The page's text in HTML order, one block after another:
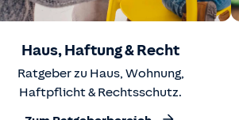
Haus, Haftung & Recht
Ratgeber zu Haus, Wohnung,
Haftpflicht & Rechtsschutz.